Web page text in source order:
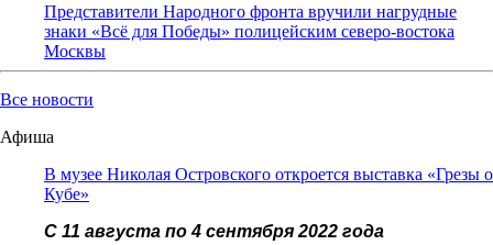
Представители Народного фронта вручили нагрудные
знаки «Всё для Победы» полицейским северо-востока
Москвы
Все новости
Афиша
В музее Николая Островского откроется выставка «Грезы о
Кубе»
С 11 августа по 4 сентября 2022 года